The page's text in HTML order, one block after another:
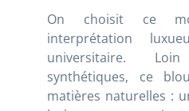
On choisit ce
interprétation
universitaire.
synthétiques, ce
matières naturelles :